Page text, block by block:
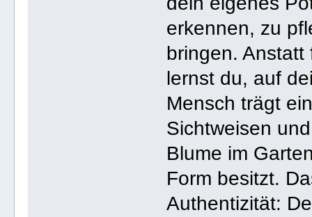
erkennen, zu
bringen.
lernst du, auf
Mensch trägt
Sichtweisen
Blume im
Form besitzt.
Authentizität: